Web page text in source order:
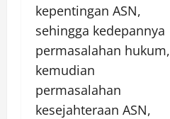
kepentingan ASN,
sehingga kedepannya
permasalahan hukum,
kemudian
permasalahan
kesejahteraan ASN,